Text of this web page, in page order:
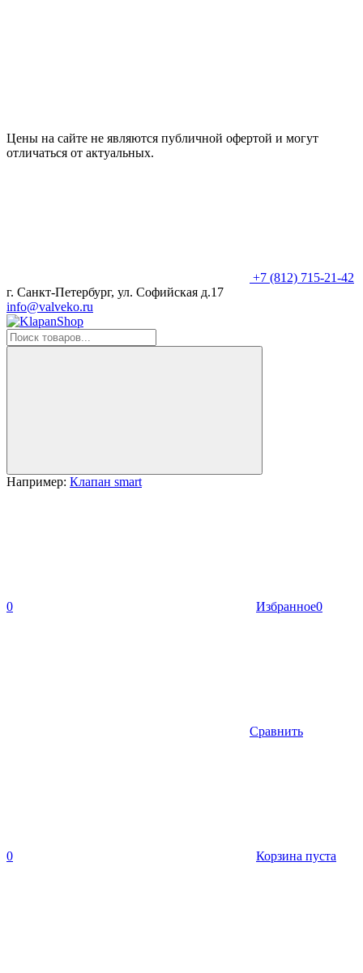
Цены на сайте не являются публичной офертой и могут
отличаться от актуальных.
+7 (812) 715-21-42
г. Санкт-Петербург, ул. Софийская д.17
info@valveko.ru
Например: Клапан smart
0 Избранное0
Сравнить
0 Корзина пуста